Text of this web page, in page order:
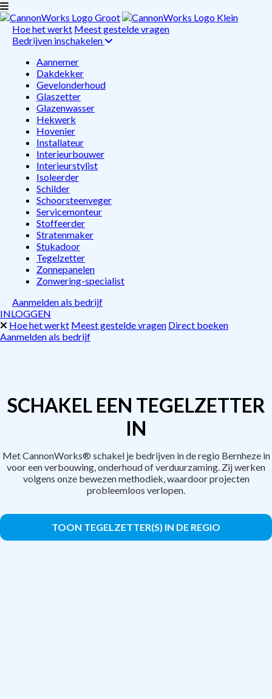
Hoe het werkt Meest gestelde vragen
Bedrijven inschakelen
Aannemer
Dakdekker
Gevelonderhoud
Glaszetter
Glazenwasser
Hekwerk
Hovenier
Installateur
Interieurbouwer
Interieurstylist
Isoleerder
Schilder
Schoorsteenveger
Servicemonteur
Stoffeerder
Stratenmaker
Stukadoor
Tegelzetter
Zonnepanelen
Zonwering-specialist
Aanmelden als bedrijf
INLOGGEN
Hoe het werkt Meest gestelde vragen Direct boeken
Aanmelden als bedrijf
SCHAKEL EEN TEGELZETTER
IN
Met CannonWorks® schakel je bedrijven in de regio Bernheze in
voor een verbouwing, onderhoud of verduurzaming. Zij werken
volgens onze bewezen methodiek, waardoor projecten
probleemloos verlopen.
TOON TEGELZETTER(S) IN DE REGIO